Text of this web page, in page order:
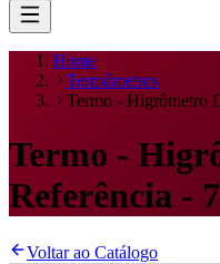
Home
Termômetros
Termo - Higrômetro
Termo -
Referência -
Voltar ao Catálogo